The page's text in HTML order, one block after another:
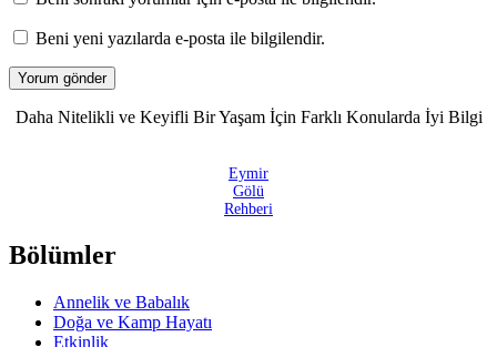
Beni yeni yazılarda e-posta ile bilgilendir.
Daha Nitelikli ve Keyifli Bir Yaşam İçin Farklı Konularda İyi Bilgi
Eymir
Gölü
Rehberi
Bölümler
Annelik ve Babalık
Doğa ve Kamp Hayatı
Etkinlik